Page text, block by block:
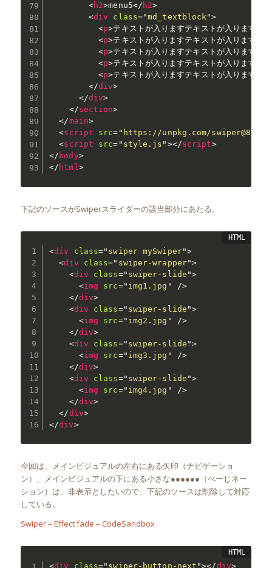
<h2>menu5</ h2>
<div class="md_textblock">
<p>テキストが入りますテキストが入りますテ
<p>テキストが入りますテキストが入りますテ
<p>テキストが入りますテキストが入りますテ
<p>テキストが入りますテキストが入りますテ
<p>テキストが入りますテキストが入りますテ
</div>
</div>
</section>
</main>
<script src= " https://unpkg.com/swiper@8/
<script src= " style.js " ></script>
</ body>
</ html>
下記のソースがSwiperスライダーの該当部分にあたる。
<div class=" swiper mySwiper">
<div class=" swiper-wrapper">
<div class=" swiper-slide ">
<img src=" img1.jpg "
/>
</div>
<div class=" swiper-slide ">
<img src=" img2.jpg "
/>
</div>
<div class=" swiper-slide ">
<img src=" img3.jpg "
/>
</div>
<div class=" swiper-slide ">
<img src=" img4.jpg "
/>
</div>
</div>
</div>
今回は、メインビジュアルの左右にある矢印（ナビゲーショ
ン）、メインビジュアルの下にある小さな●●●●●●（ぺーじネー
ション）は、非表示としたいので、下記のソースは削除して対応
している。
Swiper – Effect fade – CodeSandbox
<div class=" swiper-button-next "></div>